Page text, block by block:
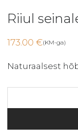
Riiul
173.00 €(KM-ga)
Naturaalsest